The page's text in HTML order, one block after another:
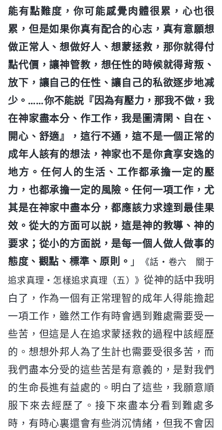
能有點難度，你可能感覺肉體很累，心也很
累，但是如果你真有配合的心志，真有意願想
做正常人、想做好人、想蒙拯救，那你就得付
點代價，讓神管教，想任性的時候就得背叛、
放下，讓自己的任性、讓自己的私欲逐步地减
少。……你不能説『因為有壓力，那我不做，我
在神家盡本分、作工作，我是圖清閑、自在、
開心、舒適』，這行不通，這不是一個正常的
成年人該有的想法，神家也不是你貪享安逸的
地方。任何人的生活、工作都承擔一定的壓
力，也都承擔一定的風險。任何一項工作，尤
其是在神家中盡本分，都應該力求達到最佳果
效。從大的方面可以説，這是神的教導、神的
要求；從小的方面説，是每一個人做人做事的
態度、觀點、標準、原則。 」
《話・卷六 關于
追求真理・怎樣追求真理（五）》從神的話中我明
白了，作為一個有正常理智的成年人得能擔起
一項工作，雖然工作有時會遇到難處需要受一
些苦，但這是人在追求蒙拯救的過程中該經歷
的。想想外邦人為了生計也需要受很多苦，而
我們盡本分受的這些苦是有意義的，是對我們
的生命長進有益處的。明白了這些，我願意順
服下來去經歷了。接下來盡本分看到難處多
時，有時心裏還會有些消沉情緒，但我不會因